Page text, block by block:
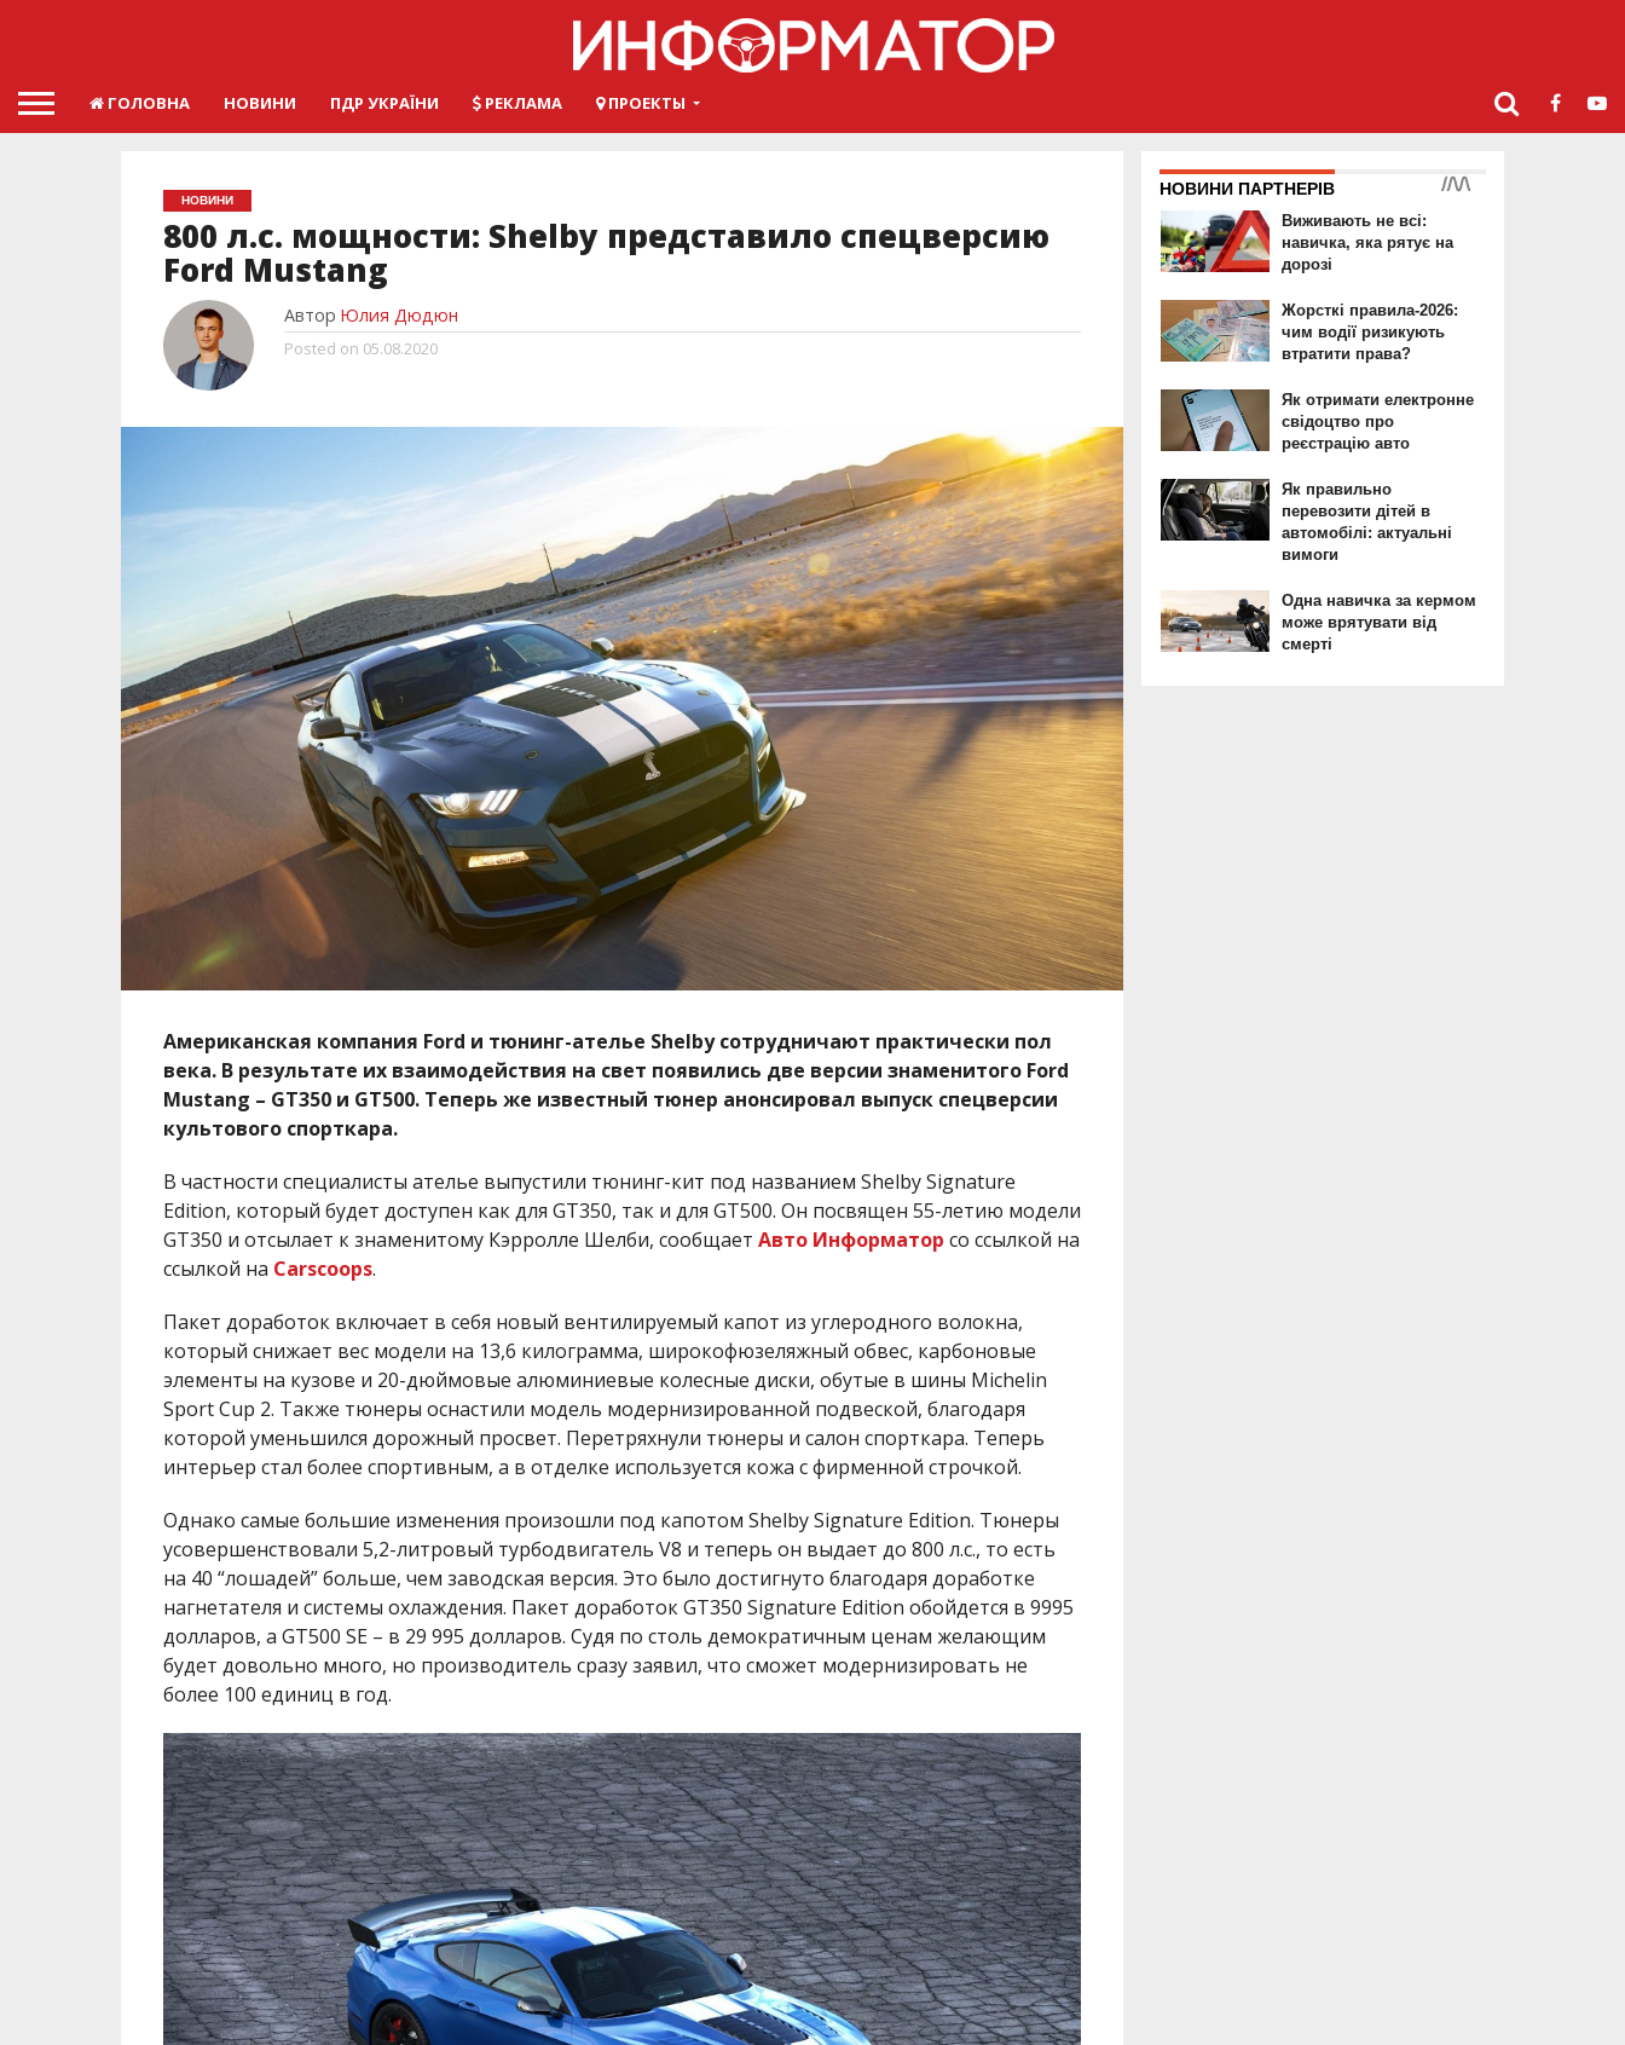
ГОЛОВНА НОВИНИ ПДР УКРАЇНИ РЕКЛАМА ПРОЕКТЫ
НОВИНИ
800 л.с. мощности: Shelby представило спецверсию
Ford Mustang
Автор Юлия Дюдюн
Posted on 05.08.2020
Американская компания Ford и тюнинг-ателье Shelby сотрудничают практически пол
века. В результате их взаимодействия на свет появились две версии знаменитого Ford
Mustang – GT350 и GT500. Теперь же известный тюнер анонсировал выпуск спецверсии
культового спорткара.
В частности специалисты ателье выпустили тюнинг-кит под названием Shelby Signature
Edition, который будет доступен как для GT350, так и для GT500. Он посвящен 55-летию модели
GT350 и отсылает к знаменитому Кэрролле Шелби, сообщает Авто Информатор со ссылкой на
ссылкой на Carscoops.
Пакет доработок включает в себя новый вентилируемый капот из углеродного волокна,
который снижает вес модели на 13,6 килограмма, широкофюзеляжный обвес, карбоновые
элементы на кузове и 20-дюймовые алюминиевые колесные диски, обутые в шины Michelin
Sport Cup 2. Также тюнеры оснастили модель модернизированной подвеской, благодаря
которой уменьшился дорожный просвет. Перетряхнули тюнеры и салон спорткара. Теперь
интерьер стал более спортивным, а в отделке используется кожа с фирменной строчкой.
Однако самые большие изменения произошли под капотом Shelby Signature Edition. Тюнеры
усовершенствовали 5,2-литровый турбодвигатель V8 и теперь он выдает до 800 л.с., то есть
на 40 “лошадей” больше, чем заводская версия. Это было достигнуто благодаря доработке
нагнетателя и системы охлаждения. Пакет доработок GT350 Signature Edition обойдется в 9995
долларов, а GT500 SE – в 29 995 долларов. Судя по столь демократичным ценам желающим
будет довольно много, но производитель сразу заявил, что сможет модернизировать не
более 100 единиц в год.